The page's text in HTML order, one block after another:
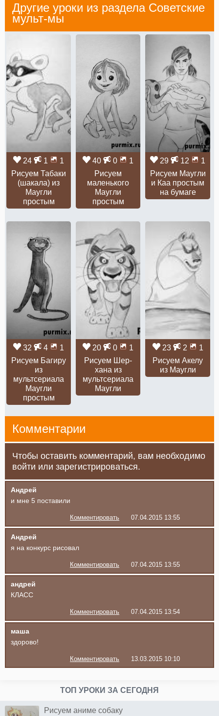
Другие уроки из раздела Советские
мульт-мы
24 1
1
Рисуем Табаки
(шакала) из
Маугли
простым
40 0
1
Рисуем
маленького
Маугли
простым
29 12
1
Рисуем Маугли
и Каа простым
на бумаге
32 4
1
Рисуем Багиру
из
мультсериала
Маугли
простым
20 0
1
Рисуем Шер-
хана из
мультсериала
Маугли
23 2
1
Рисуем Акелу
из Маугли
Комментарии
Чтобы оставить комментарий, вам необходимо
войти или зарегистрироваться.
Андрей
и мне 5 поставили
Комментировать 07.04.2015 13:55
Андрей
я на конкурс рисовал
Комментировать 07.04.2015 13:55
андрей
КЛАСС
Комментировать 07.04.2015 13:54
маша
здорово!
Комментировать 13.03.2015 10:10
ТОП УРОКИ ЗА СЕГОДНЯ
Рисуем аниме собаку